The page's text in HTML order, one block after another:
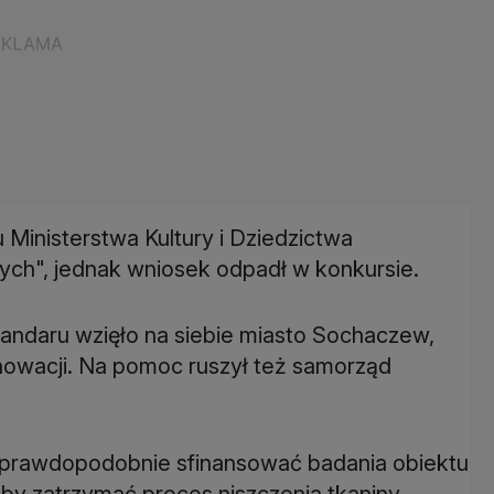
Ministerstwa Kultury i Dziedzictwa
jednak wniosek odpadł w konkursie.
wzięło na siebie miasto Sochaczew,
Na pomoc ruszył też samorząd
sfinansować badania obiektu